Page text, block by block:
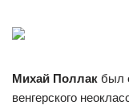
Михай Поллак был
венгерского